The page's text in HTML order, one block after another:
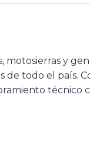
motosierras y
todo el país.
técnico